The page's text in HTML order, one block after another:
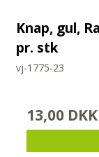
Knap, gul,
pr. stk
vj-1775-23
13,00 DKK